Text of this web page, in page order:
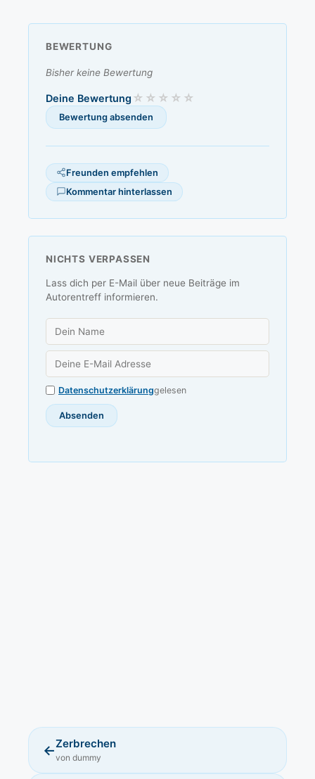
BEWERTUNG
Bisher keine Bewertung
Deine Bewertung
Freunden empfehlen
Kommentar hinterlassen
NICHTS VERPASSEN
Lass dich per E-Mail über neue Beiträge im
Autorentreff informieren.
Datenschutzerklärunggelesen
←Zerbrechen
von dummy